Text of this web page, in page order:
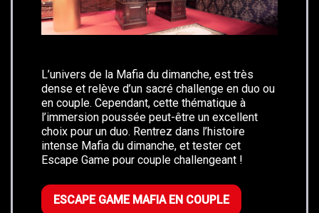
L’univers de la Mafia du dimanche, est très
dense et relève d’un sacré challenge en duo ou
en couple. Cependant, cette thématique à
l’immersion poussée peut-être un excellent
choix pour un duo. Rentrez dans l’histoire
intense Mafia du dimanche, et tester cet
Escape Game pour couple challengeant !
ESCAPE GAME MAFIA EN COUPLE